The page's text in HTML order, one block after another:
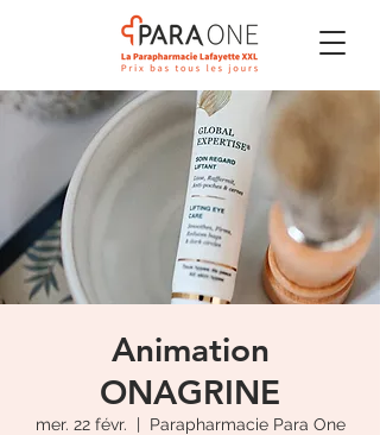
Animation
ONAGRINE
mer. 22 févr.
  |
Parapharmacie Para One